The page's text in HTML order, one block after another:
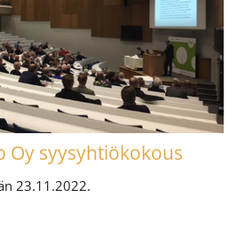
Oy syysyhtiökokous
23.11.2022.